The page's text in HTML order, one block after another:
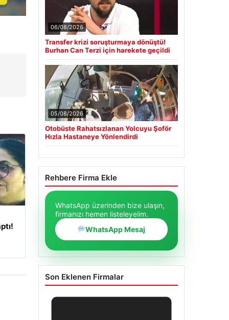
06/08/2026
Transfer krizi soruşturmaya dönüştü!
Burhan Can Terzi için harekete geçildi
05/08/2026
Otobüste Rahatsızlanan Yolcuyu Şoför
Hızla Hastaneye Yönlendirdi
Rehbere Firma Ekle
WhatsApp üzerinden bize ulaşın,
firmanızı hemen listeleyelim.
WhatsApp Mesaj
Son Eklenen Firmalar